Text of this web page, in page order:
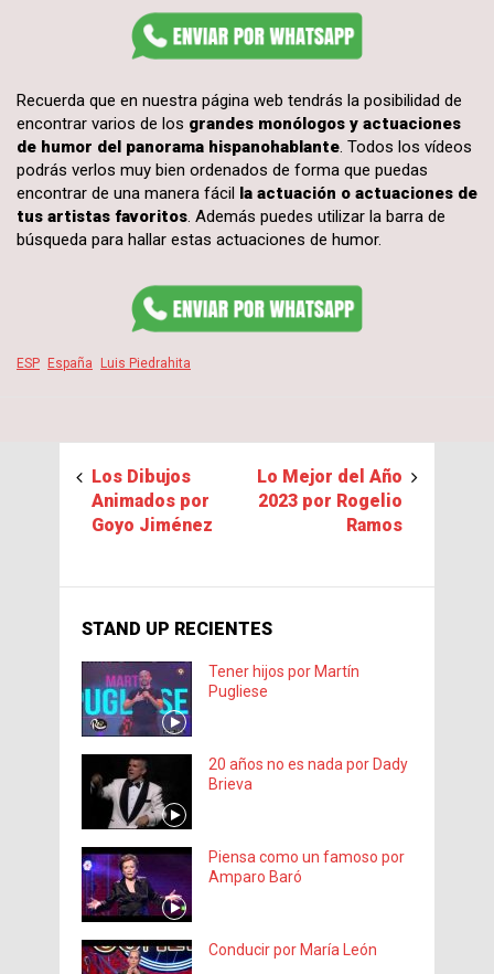
Recuerda que en nuestra página web tendrás la posibilidad de
encontrar varios de los grandes monólogos y actuaciones
de humor del panorama hispanohablante. Todos los vídeos
podrás verlos muy bien ordenados de forma que puedas
encontrar de una manera fácil la actuación o actuaciones de
tus artistas favoritos. Además puedes utilizar la barra de
búsqueda para hallar estas actuaciones de humor.
ESP España Luis Piedrahita
Los Dibujos
Animados por
Goyo Jiménez
Lo Mejor del Año
2023 por Rogelio
Ramos
STAND UP RECIENTES
Tener hijos por Martín
Pugliese
20 años no es nada por Dady
Brieva
Piensa como un famoso por
Amparo Baró
Conducir por María León